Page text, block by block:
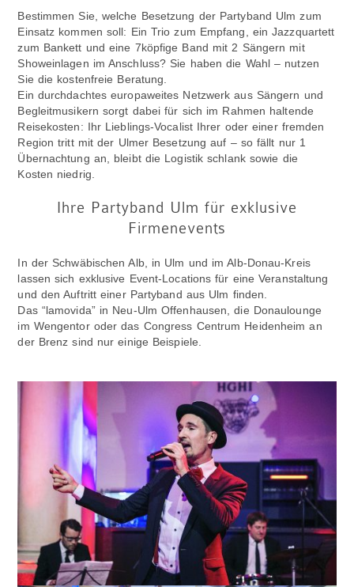
Bestimmen Sie, welche Besetzung der Partyband Ulm zum
Einsatz kommen soll: Ein Trio zum Empfang, ein Jazzquartett
zum Bankett und eine 7köpfige Band mit 2 Sängern mit
Showeinlagen im Anschluss? Sie haben die Wahl – nutzen
Sie die kostenfreie Beratung.
Ein durchdachtes europaweites Netzwerk aus Sängern und
Begleitmusikern sorgt dabei für sich im Rahmen haltende
Reisekosten: Ihr Lieblings-Vocalist Ihrer oder einer fremden
Region tritt mit der Ulmer Besetzung auf – so fällt nur 1
Übernachtung an, bleibt die Logistik schlank sowie die
Kosten niedrig.
Ihre Partyband Ulm für exklusive
Firmenevents
In der Schwäbischen Alb, in Ulm und im Alb-Donau-Kreis
lassen sich exklusive Event-Locations für eine Veranstaltung
und den Auftritt einer Partyband aus Ulm finden.
Das “lamovida” in Neu-Ulm Offenhausen, die Donaulounge
im Wengentor oder das Congress Centrum Heidenheim an
der Brenz sind nur einige Beispiele.